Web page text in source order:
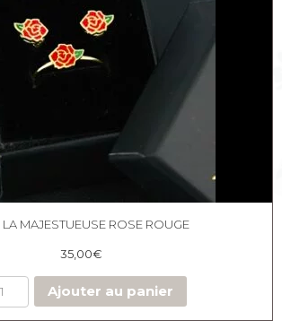
MAJESTUEUSE ROSE ROUGE
35,00€
Ajouter au panier